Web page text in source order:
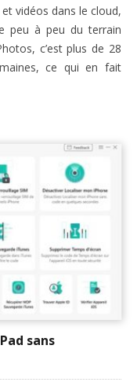
vidéos dans le cloud,
peu à peu du terrain
c’est plus de 28
ce qui en fait
sans